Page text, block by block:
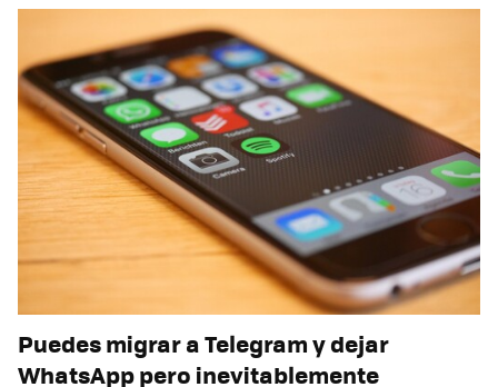
Puedes migrar a Telegram y dejar
WhatsApp pero inevitablemente